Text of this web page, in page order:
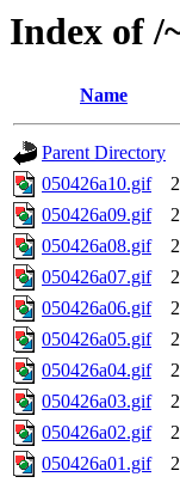
Index of /
Name
Parent Directory
050426a10.gif
050426a09.gif
050426a08.gif
050426a07.gif
050426a06.gif
050426a05.gif
050426a04.gif
050426a03.gif
050426a02.gif
050426a01.gif